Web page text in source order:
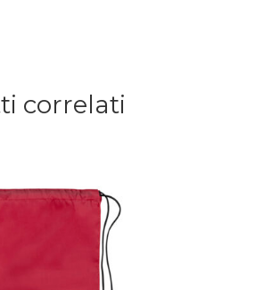
correlati